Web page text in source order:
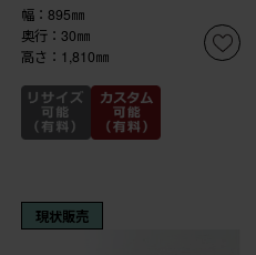
幅：895㎜
奥行：30㎜
高さ：1,810㎜
現状販売